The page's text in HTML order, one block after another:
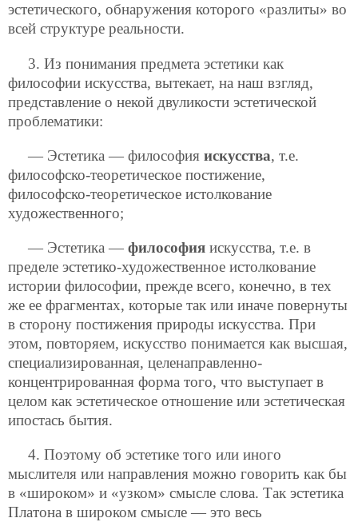
эстетического, обнаружения которого «разлиты» во
всей структуре реальности.
3. Из понимания предмета эстетики как
философии искусства, вытекает, на наш взгляд,
представление о некой двуликости эстетической
проблематики:
— Эстетика — философия искусства, т.е.
философско-теоретическое постижение,
философско-теоретическое истолкование
художественного;
— Эстетика — философия искусства, т.е. в
пределе эстетико-художественное истолкование
истории философии, прежде всего, конечно, в тех
же ее фрагментах, которые так или иначе повернуты
в сторону постижения природы искусства. При
этом, повторяем, искусство понимается как высшая,
специализированная, целенаправленно-
концентрированная форма того, что выступает в
целом как эстетическое отношение или эстетическая
ипостась бытия.
4. Поэтому об эстетике того или иного
мыслителя или направления можно говорить как бы
в «широком» и «узком» смысле слова. Так эстетика
Платона в широком смысле — это весь